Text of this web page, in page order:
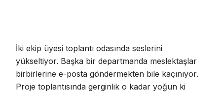
İki ekip üyesi toplantı odasında seslerini
yükseltiyor. Başka bir departmanda meslektaşlar
birbirlerine e-posta göndermekten bile kaçınıyor.
Proje toplantısında gerginlik o kadar yoğun ki